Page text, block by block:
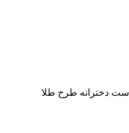
ست دخترانه طرح طلا